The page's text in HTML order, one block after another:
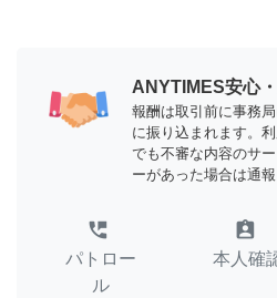
ANYTIMES安心
報酬は取引前に事務
に振り込まれます。
でも不審な内容のサ
ーがあった場合は通報
perm_phone_msg
パトロー
ル
assignment_ind
本人確